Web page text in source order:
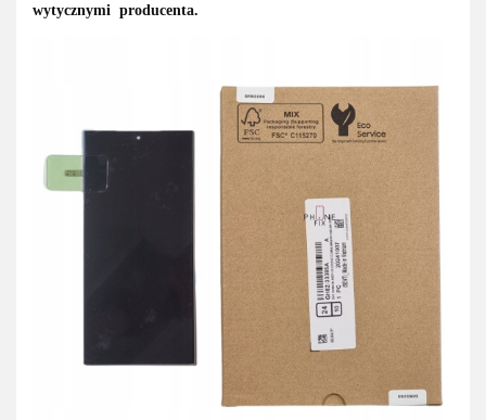
wytycznymi producenta.